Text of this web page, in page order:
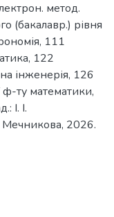
метод.
(бакалавр.) рівня
111
122
інженерія, 126
ф-ту математики,
І. І.
Мечникова, 2026.